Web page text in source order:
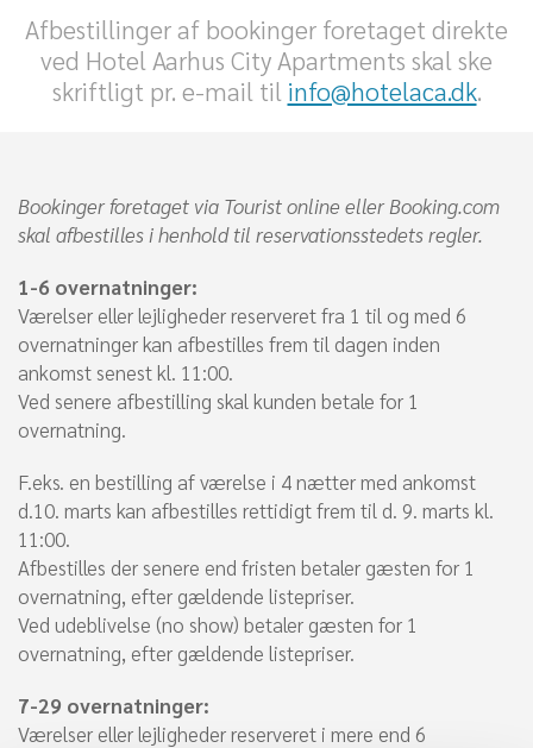
Afbestillinger af bookinger foretaget direkte
ved Hotel Aarhus City Apartments skal ske
skriftligt pr. e-mail til info@hotelaca.dk.
Bookinger foretaget via Tourist online eller Booking.com
skal afbestilles i henhold til reservationsstedets regler.
1-6 overnatninger:
Værelser eller lejligheder reserveret fra 1 til og med 6
overnatninger kan afbestilles frem til dagen inden
ankomst senest kl. 11:00.
Ved senere afbestilling skal kunden betale for 1
overnatning.
F.eks. en bestilling af værelse i 4 nætter med ankomst
d.10. marts kan afbestilles rettidigt frem til d. 9. marts kl.
11:00.
Afbestilles der senere end fristen betaler gæsten for 1
overnatning, efter gældende listepriser.
Ved udeblivelse (no show) betaler gæsten for 1
overnatning, efter gældende listepriser.
7-29 overnatninger:
Værelser eller lejligheder reserveret i mere end 6